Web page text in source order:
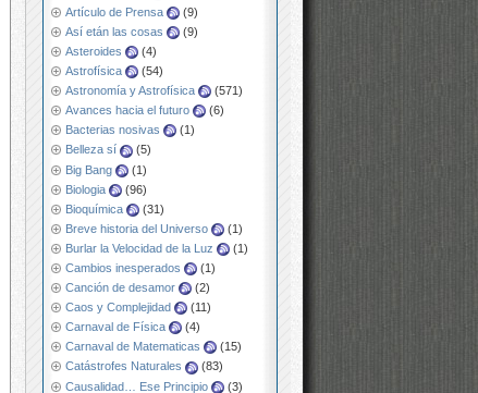
Artículo de Prensa
(9)
Así etán las cosas
(9)
Asteroides
(4)
Astrofísica
(54)
Astronomía y Astrofísica
(571)
Avances hacia el futuro
(6)
Bacterias nosivas
(1)
Belleza sí
(5)
Big Bang
(1)
Biologia
(96)
Bioquímica
(31)
Breve historia del Universo
(1)
Burlar la Velocidad de la Luz
(1)
Cambios inesperados
(1)
Canción de desamor
(2)
Caos y Complejidad
(11)
Carnaval de Física
(4)
Carnaval de Matematicas
(15)
Catástrofes Naturales
(83)
Causalidad… Ese Principio
(3)